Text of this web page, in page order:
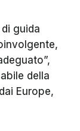
guida
della
Europe,